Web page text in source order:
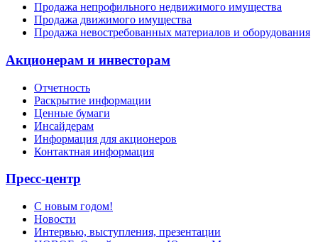
Продажа непрофильного недвижимого имущества
Продажа движимого имущества
Продажа невостребованных материалов и оборудования
Акционерам и инвесторам
Отчетность
Раскрытие информации
Ценные бумаги
Инсайдерам
Информация для акционеров
Контактная информация
Пресс-центр
С новым годом!
Новости
Интервью, выступления, презентации